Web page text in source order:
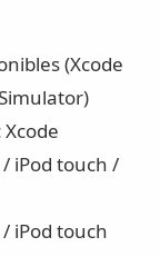
(Xcode
iPod touch /
iPod touch